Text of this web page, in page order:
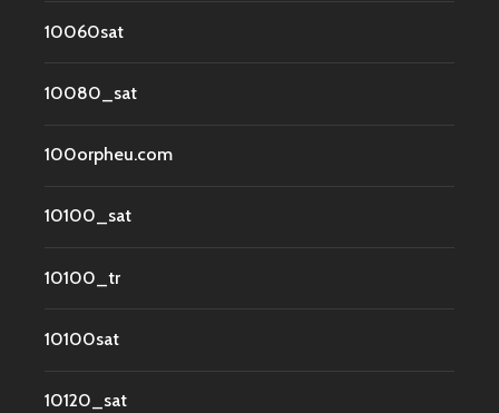
10060sat
10080_sat
100orpheu.com
10100_sat
10100_tr
10100sat
10120_sat